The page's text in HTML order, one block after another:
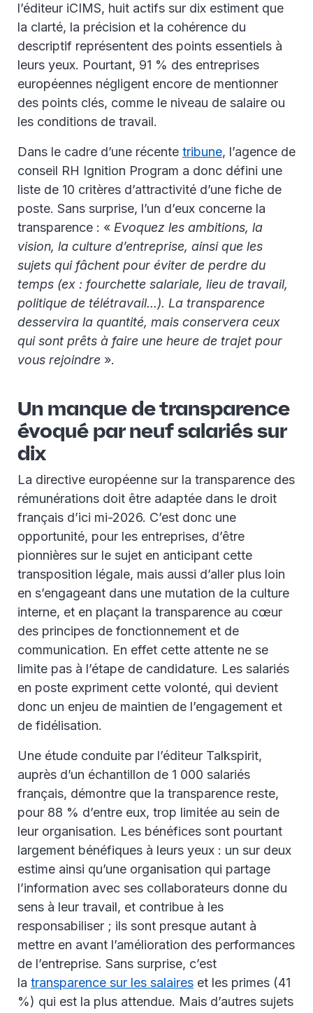
l’éditeur iCIMS, huit actifs sur dix estiment que
la clarté, la précision et la cohérence du
descriptif représentent des points essentiels à
leurs yeux. Pourtant, 91 % des entreprises
européennes négligent encore de mentionner
des points clés, comme le niveau de salaire ou
les conditions de travail.
Dans le cadre d’une récente tribune, l’agence de
conseil RH Ignition Program a donc défini une
liste de 10 critères d’attractivité d’une fiche de
poste. Sans surprise, l’un d’eux concerne la
transparence : « Evoquez les ambitions, la
vision, la culture d’entreprise, ainsi que les
sujets qui fâchent pour éviter de perdre du
temps (ex : fourchette salariale, lieu de travail,
politique de télétravail...). La transparence
desservira la quantité, mais conservera ceux
qui sont prêts à faire une heure de trajet pour
vous rejoindre ».
Un manque de transparence
évoqué par neuf salariés sur
dix
La directive européenne sur la transparence des
rémunérations doit être adaptée dans le droit
français d’ici mi-2026. C’est donc une
opportunité, pour les entreprises, d’être
pionnières sur le sujet en anticipant cette
transposition légale, mais aussi d’aller plus loin
en s’engageant dans une mutation de la culture
interne, et en plaçant la transparence au cœur
des principes de fonctionnement et de
communication. En effet cette attente ne se
limite pas à l’étape de candidature. Les salariés
en poste expriment cette volonté, qui devient
donc un enjeu de maintien de l’engagement et
de fidélisation.
Une étude conduite par l’éditeur Talkspirit,
auprès d’un échantillon de 1 000 salariés
français, démontre que la transparence reste,
pour 88 % d’entre eux, trop limitée au sein de
leur organisation. Les bénéfices sont pourtant
largement bénéfiques à leurs yeux : un sur deux
estime ainsi qu’une organisation qui partage
l’information avec ses collaborateurs donne du
sens à leur travail, et contribue à les
responsabiliser ; ils sont presque autant à
mettre en avant l’amélioration des performances
de l’entreprise. Sans surprise, c’est
la transparence sur les salaires et les primes (41
%) qui est la plus attendue. Mais d’autres sujets